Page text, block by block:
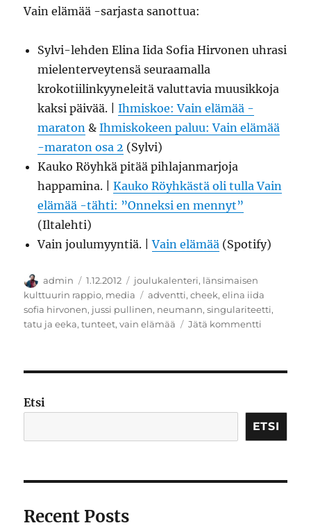
Vain elämää -sarjasta sanottua:
Sylvi-lehden Elina Iida Sofia Hirvonen uhrasi
mielenterveytensä seuraamalla
krokotiilinkyyneleitä valuttavia muusikkoja
kaksi päivää. |Ihmiskoe: Vain elämää -
maraton &Ihmiskokeen paluu: Vain elämää
-maraton osa 2 (Sylvi)
Kauko Röyhkä pitää pihlajanmarjoja
happamina. |Kauko Röyhkästä oli tulla Vain
elämää -tähti: ”Onneksi en mennyt”
(Iltalehti)
Vain joulumyyntiä. |Vain elämää (Spotify)
Kirjoittaja
admin Julkaistu
1.12.2012 Kategoriat
joulukalenteri, länsimaisen
kulttuurin rappio, media Avainsanat
adventti,cheek,elina iida
sofia hirvonen, jussi pullinen, neumann,singulariteetti,
tatu ja eeka,tunteet,vain elämää Jätä kommentti
Etsi
ETSI
Recent Posts